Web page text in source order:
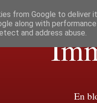
En
from Google to deliver
along with
and address abuse.